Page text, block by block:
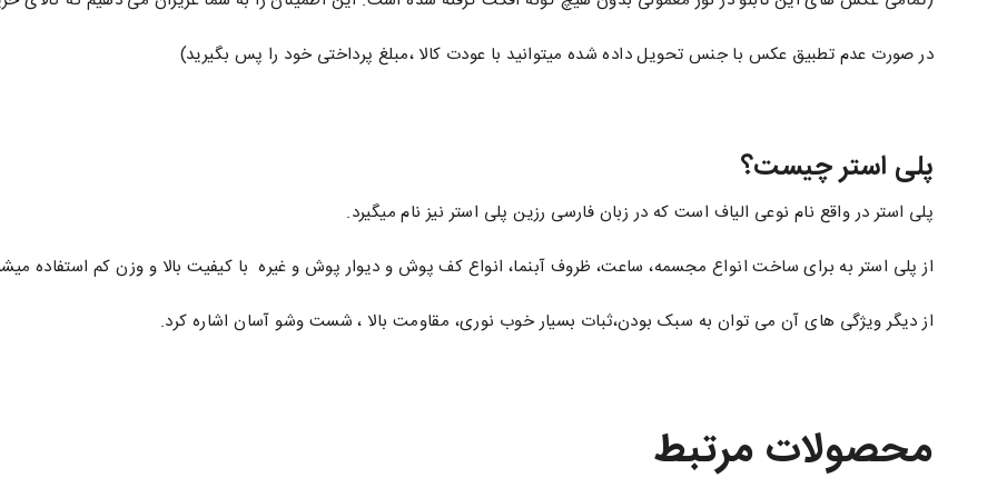
در صورت عدم تطبیق عکس با جنس تحویل داده شده میتوانید با عودت کالا ،مبلغ پرداختی خود را پس بگیرید)
پلی استر چیست؟
پلی استر در واقع نام نوعی الیاف است که در زبان فارسی رزین پلی استر نیز نام میگیرد.
از پلی استر به برای ساخت انواع مجسمه، ساعت، ظروف آبنما، انواع کف پوش و دیوار پوش و غیره با کیفیت بالا و وزن کم استفاده
از دیگر ویژگی های آن می توان به سبک بودن،ثبات بسیار خوب نوری، مقاومت بالا ، شست وشو آسان اشاره کرد.
محصولات مرتبط